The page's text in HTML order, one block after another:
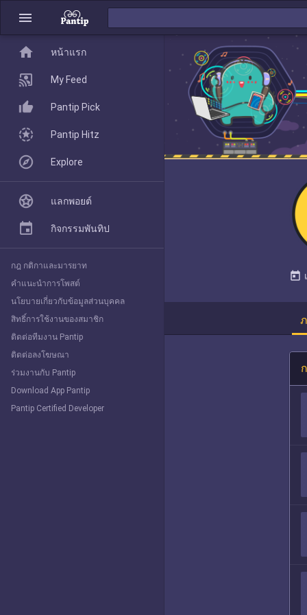
menu
today
home
Pantip Pick
Explore
home หน้าแรก
My Feed
Pantip Pick
Pantip Hitz
Explore
แลกพอยต์
กิจกรรมพันทิป
กฎ กติกาและมารยาท
คำแนะนำการโพสต์
นโยบายเกี่ยวกับข้อมูลส่วนบุคคล
สิทธิ์การใช้งานของสมาชิก
ติดต่อทีมงาน Pantip
ติดต่อลงโฆษณา
ร่วมงานกับ Pantip
Download App Pantip
Pantip Certified Developer